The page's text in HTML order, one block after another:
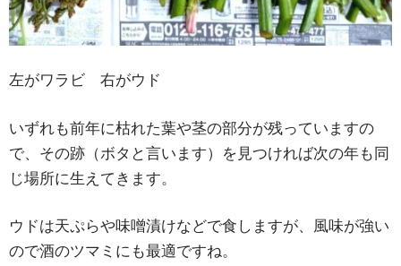
左がワラビ 右がウド
いずれも前年に枯れた葉や茎の部分が残っていますの
で、その跡（ボタと言います）を見つければ次の年も同
じ場所に生えてきます。
ウドは天ぷらや味噌漬けなどで食しますが、風味が強い
ので酒のツマミにも最適ですね。